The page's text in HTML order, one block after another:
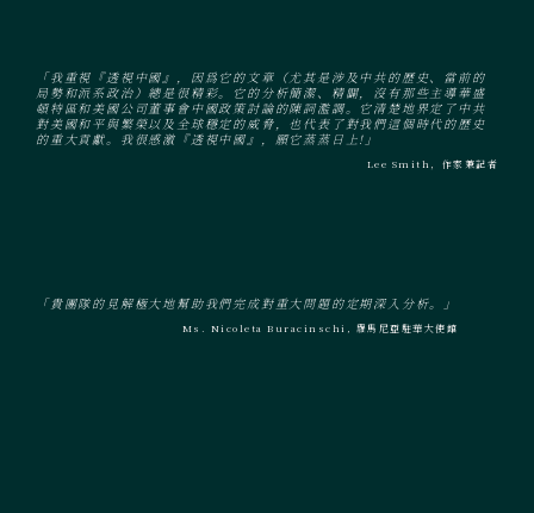
「我重視『透視中國』，因爲它的文章（尤其是涉及中共的歷史、當前的
局勢和派系政治）總是很精彩。它的分析簡潔、精闢，沒有那些主導華盛
頓特區和美國公司董事會中國政策討論的陳詞濫調。它清楚地界定了中共
對美國和平與繁榮以及全球穩定的威脅，也代表了對我們這個時代的歷史
的重大貢獻。我很感激『透視中國』，願它蒸蒸日上!」
Lee Smith，作家兼記者
「貴團隊的見解極大地幫助我們完成對重大問題的定期深入分析。」
Ms. Nicoleta Buracinschi, 羅馬尼亞駐華大使館